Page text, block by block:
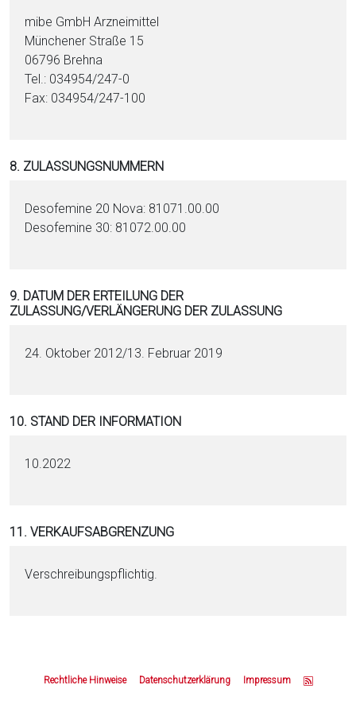
mibe GmbH Arzneimittel
Münchener Straße 15
06796 Brehna
Tel.: 034954/247-0
Fax: 034954/247-100
8. ZULASSUNGSNUMMERN
Desofemine 20 Nova: 81071.00.00
Desofemine 30: 81072.00.00
9. DATUM DER ERTEILUNG DER
ZULASSUNG/VERLÄNGERUNG DER ZULASSUNG
24. Oktober 2012/13. Februar 2019
10. STAND DER INFORMATION
10.2022
11. VERKAUFSABGRENZUNG
Verschreibungspflichtig.
Rechtliche Hinweise Datenschutzerklärung Impressum